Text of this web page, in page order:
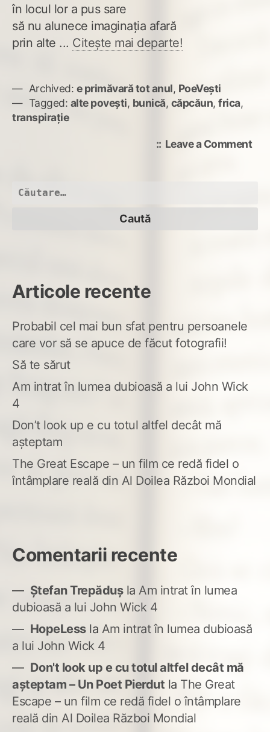
în locul lor a pus sare
să nu alunece imaginația afară
prin alte ... Citește mai departe!
Archived: e primăvară tot anul, PoeVești
Tagged: alte povești, bunică, căpcăun, frica,
transpirație
Leave a Commenton
Caută
Articole recente
Probabil cel mai bun sfat pentru persoanele
care vor să se apuce de făcut fotografii!
Să te sărut
Am intrat în lumea dubioasă a lui John Wick
4
Don’t look up e cu totul altfel decât mă
așteptam
The Great Escape – un film ce redă fidel o
întâmplare reală din Al Doilea Război Mondial
Comentarii recente
Ștefan Trepădușla Am intrat în lumea
dubioasă a lui John Wick 4
HopeLessla Am intrat în lumea dubioasă
a lui John Wick 4
Don't look up e cu totul altfel decât mă
așteptam – Un Poet Pierdut la The Great
Escape – un film ce redă fidel o întâmplare
reală din Al Doilea Război Mondial